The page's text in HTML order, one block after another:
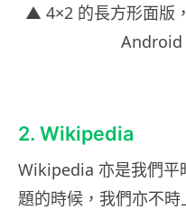
▲ 4×2 的長方形面版
Android
2. Wikipedia
Wikipedia 亦是我們平
題的時候，我們亦不